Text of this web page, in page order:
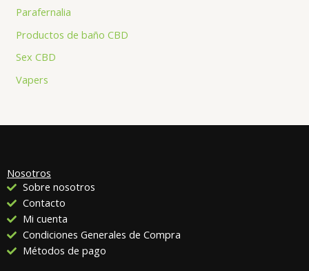
Parafernalia
Productos de baño CBD
Sex CBD
Vapers
Nosotros
Sobre nosotros
Contacto
Mi cuenta
Condiciones Generales de Compra
Métodos de pago